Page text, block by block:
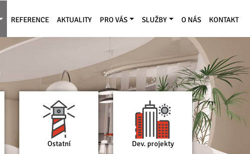
REFERENCE AKTUALITY PRO VÁS SLUŽBY O NÁS KONTAKT
Ostatní Dev. projekty